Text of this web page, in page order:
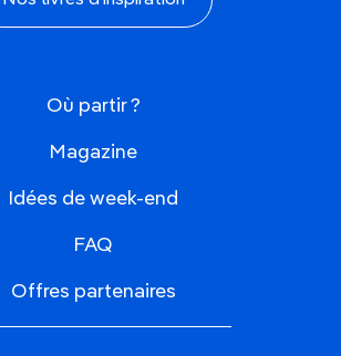
Où partir ?
Magazine
Idées de week-end
FAQ
Offres partenaires